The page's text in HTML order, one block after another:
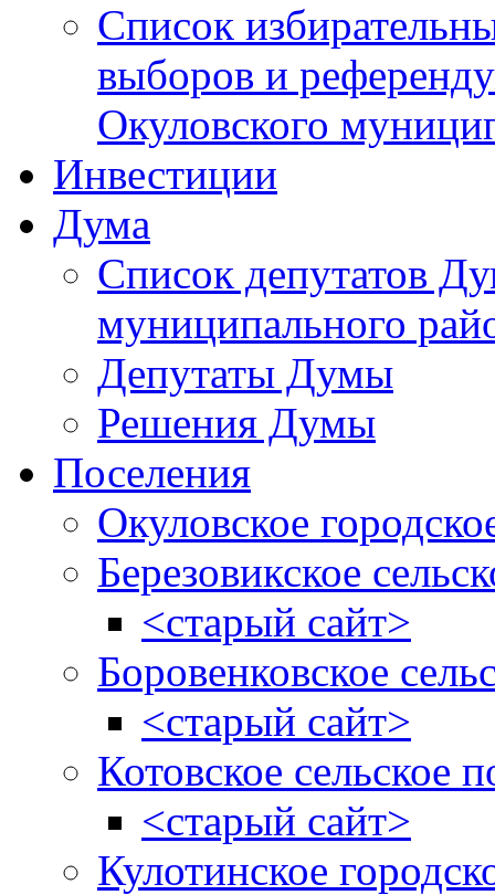
Список
выборов и
Окуловского
Инвестиции
Дума
Список депутатов
муниципального
Депутаты Думы
Решения Думы
Поселения
Окуловское
Березовикское
<старый сайт>
Боровенковское
<старый сайт>
Котовское сельское
<старый сайт>
Кулотинское